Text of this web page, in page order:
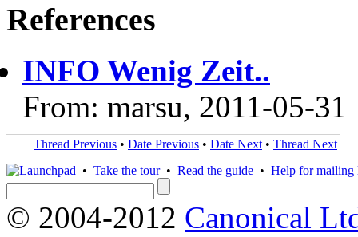
References
INFO Wenig Zeit..
From: marsu, 2011-05-31
Thread Previous • Date Previous • Date Next • Thread Next
• Take the tour• Read the guide • Help for mailing
© 2004-2012 Canonical